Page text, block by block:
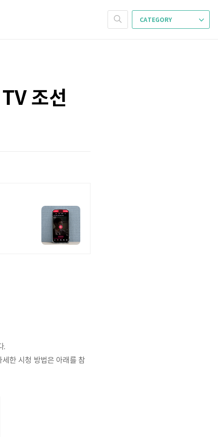
CATEGORY
조선
.
한 시청 방법은 아래를 참